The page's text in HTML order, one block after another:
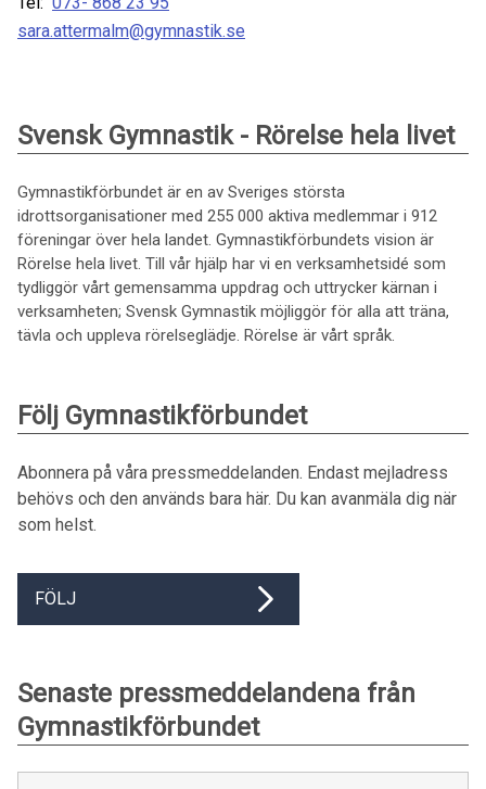
sara.attermalm@gymnastik.se
Svensk Gymnastik - Rörelse hela livet
Gymnastikförbundet är en av Sveriges största
idrottsorganisationer med 255 000 aktiva medlemmar i 912
föreningar över hela landet. Gymnastikförbundets vision är
Rörelse hela livet. Till vår hjälp har vi en verksamhetsidé som
tydliggör vårt gemensamma uppdrag och uttrycker kärnan i
verksamheten; Svensk Gymnastik möjliggör för alla att träna,
tävla och uppleva rörelseglädje. Rörelse är vårt språk.
Följ Gymnastikförbundet
Abonnera på våra pressmeddelanden. Endast mejladress
behövs och den används bara här. Du kan avanmäla dig när
som helst.
FÖLJ
Senaste pressmeddelandena från
Gymnastikförbundet